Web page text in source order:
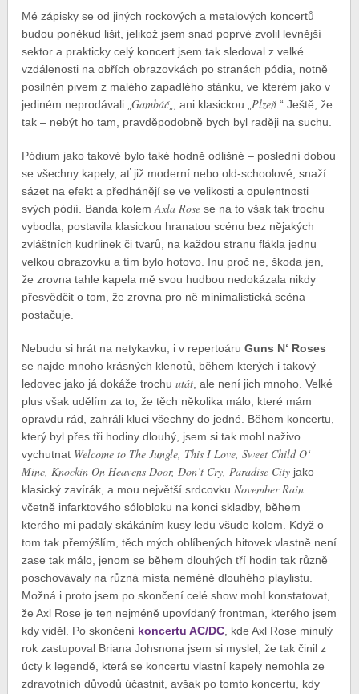
Mé zápisky se od jiných rockových a metalových koncertů
budou poněkud lišit, jelikož jsem snad poprvé zvolil levnější
sektor a prakticky celý koncert jsem tak sledoval z velké
vzdálenosti na obřích obrazovkách po stranách pódia, notně
posilněn pivem z malého zapadlého stánku, ve kterém jako v
jediném neprodávali „Gambáč„, ani klasickou „ Plzeň .“ Ještě, že
tak – nebýt ho tam, pravděpodobně bych byl raději na suchu.
Pódium jako takové bylo také hodně odlišné – poslední dobou
se všechny kapely, ať již moderní nebo old-schoolové, snaží
sázet na efekt a předhánějí se ve velikosti a opulentnosti
svých pódií. Banda kolemAxla Rose se na to však tak trochu
vybodla, postavila klasickou hranatou scénu bez nějakých
zvláštních kudrlinek či tvarů, na každou stranu flákla jednu
velkou obrazovku a tím bylo hotovo. Inu proč ne, škoda jen,
že zrovna tahle kapela mě svou hudbou nedokázala nikdy
přesvědčit o tom, že zrovna pro ně minimalistická scéna
postačuje.
Nebudu si hrát na netykavku, i v repertoáruGuns N‘ Roses
se najde mnoho krásných klenotů, během kterých i takový
ledovec jako já dokáže trochuutát , ale není jich mnoho. Velké
plus však udělím za to, že těch několika málo, které mám
opravdu rád, zahráli kluci všechny do jedné. Během koncertu,
který byl přes tři hodiny dlouhý, jsem si tak mohl naživo
vychutnat Welcome to The Jungle, This I Love, Sweet Child O‘
Mine, Knockin On Heavens Door, Don’t Cry, Paradise City jako
klasický zavírák, a mou největší srdcovkuNovember Rain
včetně infarktového sólobloku na konci skladby, během
kterého mi padaly skákáním kusy ledu všude kolem. Když o
tom tak přemýšlím, těch mých oblíbených hitovek vlastně není
zase tak málo, jenom se během dlouhých tří hodin tak různě
poschovávaly na různá místa neméně dlouhého playlistu.
Možná i proto jsem po skončení celé show mohl konstatovat,
že Axl Rose je ten nejméně upovídaný frontman, kterého jsem
kdy viděl. Po skončení koncertu AC/DC , kde Axl Rose minulý
rok zastupoval Briana Johsnona jsem si myslel, že tak činil z
úcty k legendě, která se koncertu vlastní kapely nemohla ze
zdravotních důvodů účastnit, avšak po tomto koncertu, kdy